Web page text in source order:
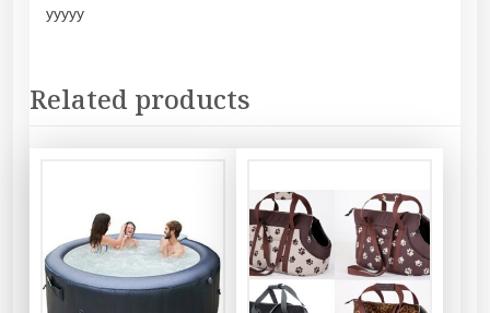
yyyyy
Related products